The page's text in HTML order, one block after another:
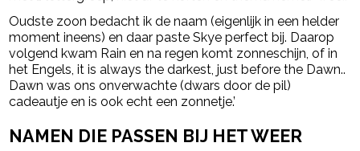
Oudste zoon bedacht ik de naam (eigenlijk in een helder
moment ineens) en daar paste Skye perfect bij. Daarop
volgend kwam Rain en na regen komt zonneschijn, of in
het Engels, it is always the darkest, just before the Dawn..
Dawn was ons onverwachte (dwars door de pil)
cadeautje en is ook echt een zonnetje.’
NAMEN DIE PASSEN BIJ HET WEER